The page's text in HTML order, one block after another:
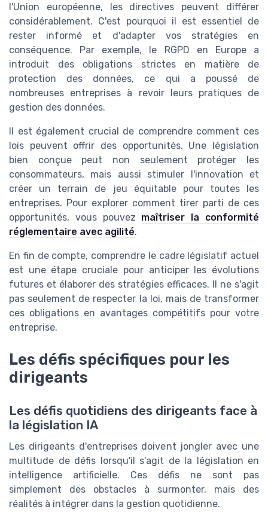
l'Union européenne, les directives peuvent différer
considérablement. C'est pourquoi il est essentiel de
rester informé et d'adapter vos stratégies en
conséquence. Par exemple, le RGPD en Europe a
introduit des obligations strictes en matière de
protection des données, ce qui a poussé de
nombreuses entreprises à revoir leurs pratiques de
gestion des données.
Il est également crucial de comprendre comment ces
lois peuvent offrir des opportunités. Une législation
bien conçue peut non seulement protéger les
consommateurs, mais aussi stimuler l'innovation et
créer un terrain de jeu équitable pour toutes les
entreprises. Pour explorer comment tirer parti de ces
opportunités, vous pouvez maîtriser la conformité
réglementaire avec agilité.
En fin de compte, comprendre le cadre législatif actuel
est une étape cruciale pour anticiper les évolutions
futures et élaborer des stratégies efficaces. Il ne s'agit
pas seulement de respecter la loi, mais de transformer
ces obligations en avantages compétitifs pour votre
entreprise.
Les défis spécifiques pour les
dirigeants
Les défis quotidiens des dirigeants face à
la législation IA
Les dirigeants d'entreprises doivent jongler avec une
multitude de défis lorsqu'il s'agit de la législation en
intelligence artificielle. Ces défis ne sont pas
simplement des obstacles à surmonter, mais des
réalités à intégrer dans la gestion quotidienne.